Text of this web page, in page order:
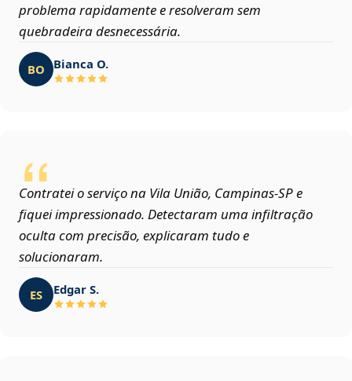
problema rapidamente e resolveram sem
quebradeira desnecessária.
BO Bianca O.
Contratei o serviço na Vila União, Campinas‑SP e
fiquei impressionado. Detectaram uma infiltração
oculta com precisão, explicaram tudo e
solucionaram.
ES Edgar S.